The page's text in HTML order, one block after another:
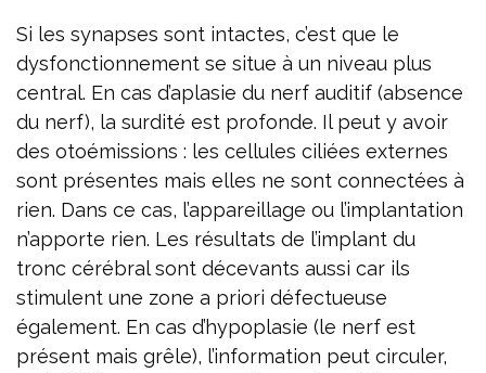
Si les synapses sont intactes, c’est que le
dysfonctionnement se situe à un niveau plus
central. En cas d’aplasie du nerf auditif (absence
du nerf), la surdité est profonde. Il peut y avoir
des otoémissions : les cellules ciliées externes
sont présentes mais elles ne sont connectées à
rien. Dans ce cas, l’appareillage ou l’implantation
n’apporte rien. Les résultats de l’implant du
tronc cérébral sont décevants aussi car ils
stimulent une zone a priori défectueuse
également. En cas d’hypoplasie (le nerf est
présent mais grêle), l’information peut circuler,